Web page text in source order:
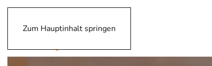
Zum Hauptinhalt springen